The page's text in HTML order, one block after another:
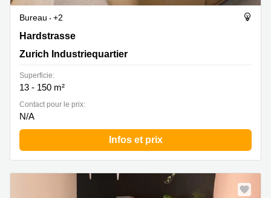
Bureau
+2
Hardstrasse 201, Zurich Industriequartier
Hardstrasse
Zurich Industriequartier
Superficie:
13 - 150 m²
Contact pour le prix:
N/A
Infos et prix